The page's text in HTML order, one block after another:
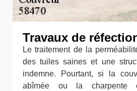
Travaux de
Le traitement de la
des tuiles saines et une
indemne. Pourtant, si la
abîmée ou la charpente